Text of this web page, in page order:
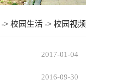
-> 校园生活 -> 校园视频
2017-01-04
2016-09-30